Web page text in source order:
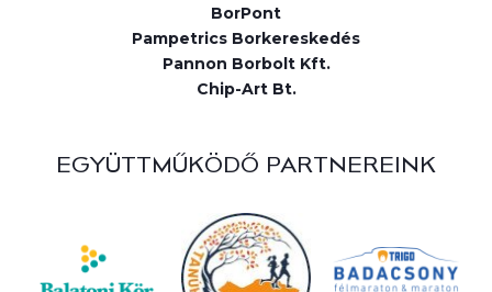
BorPont
Pampetrics Borkereskedés
Pannon Borbolt Kft.
Chip-Art Bt.
EGYÜTTMŰKÖDŐ PARTNEREINK